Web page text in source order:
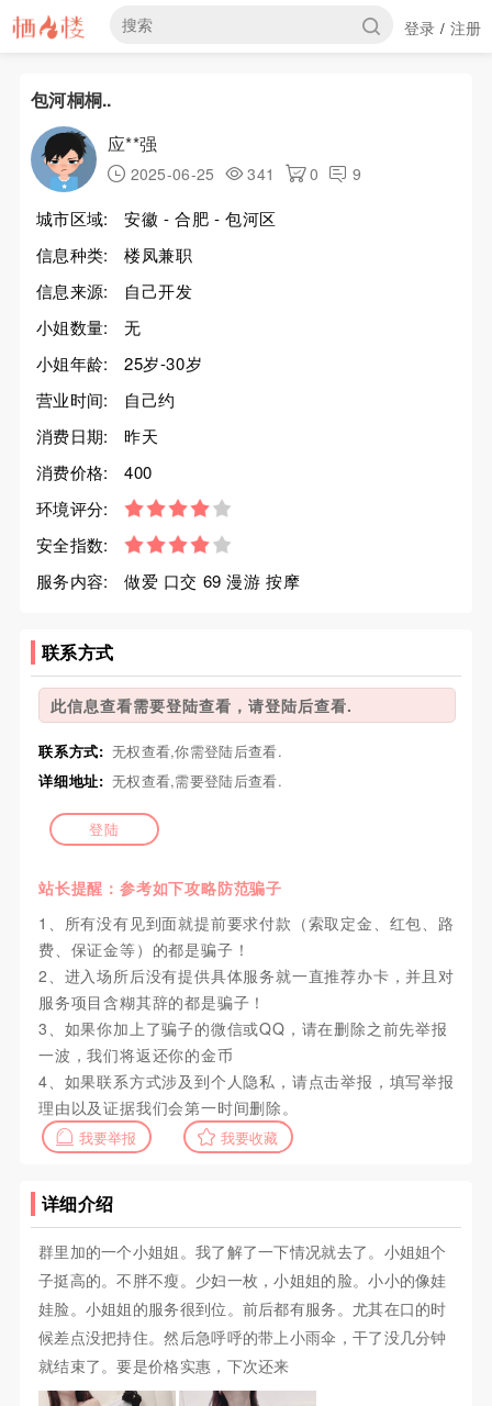
登录 / 注册
包河桐桐..
应**强
2025-06-25 341 0 9
城市区域:
安徽 - 合肥 - 包河区
信息种类:
楼凤兼职
信息来源:
自己开发
小姐数量:
无
小姐年龄:
25岁-30岁
营业时间:
自己约
消费日期:
昨天
消费价格:
400
环境评分:
安全指数:
服务内容:
做爱 口交 69 漫游 按摩
联系方式
此信息查看需要登陆查看，请登陆后查看.
联系方式: 无权查看,你需登陆后查看.
详细地址: 无权查看,需要登陆后查看.
登陆
站长提醒：参考如下攻略防范骗子
1、所有没有见到面就提前要求付款（索取定金、红包、路
费、保证金等）的都是骗子！
2、进入场所后没有提供具体服务就一直推荐办卡，并且对
服务项目含糊其辞的都是骗子！
3、如果你加上了骗子的微信或QQ，请在删除之前先举报
一波，我们将返还你的金币
4、如果联系方式涉及到个人隐私，请点击举报，填写举报
理由以及证据我们会第一时间删除。
我要举报 我要收藏
详细介绍
群里加的一个小姐姐。我了解了一下情况就去了。小姐姐个
子挺高的。不胖不瘦。少妇一枚，小姐姐的脸。小小的像娃
娃脸。小姐姐的服务很到位。前后都有服务。尤其在口的时
候差点没把持住。然后急呼呼的带上小雨伞，干了没几分钟
就结束了。要是价格实惠，下次还来